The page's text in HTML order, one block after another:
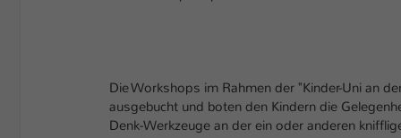
Die Workshops im Rahmen der "Kinder-Uni an
ausgebucht und boten den Kindern die
Denk-Werkzeuge an der ein oder anderen